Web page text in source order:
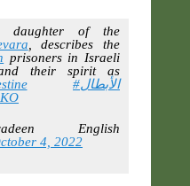
daughter of the
, describes the
prisoners in Israeli
their spirit as
#الأبطال
English
4, 2022